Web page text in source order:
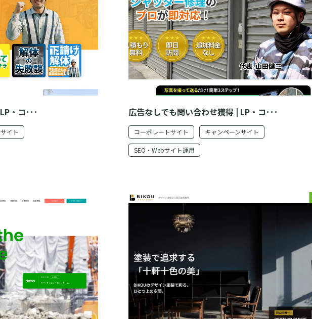
・コ･･･
イト
広告なしでも問い合わせ獲得 | LP・コ･･･
コーポレートサイト キャンペーンサイト
SEO・Webサイト運用